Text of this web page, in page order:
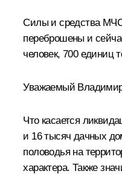
Силы и средства МЧС
переброшены и
человек, 700 единиц
Уважаемый
Что касается
и 16 тысяч дачных
половодья на
характера. Также